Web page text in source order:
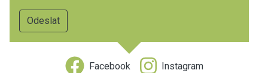
Facebook Instagram